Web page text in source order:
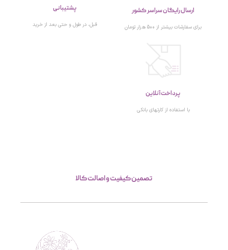
ارسال رایگان سراسر کشور
برای سفارشات بیشتر از 500 هزار تومان
پشتیبانی
قبل، در طول و حتی بعد از خرید
پرداخت آنلاین
با استفاده از کارتهای بانکی
تصمین کیفیت و اصالت کالا